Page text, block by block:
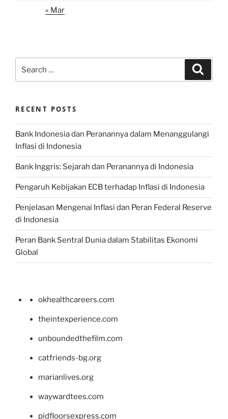
« Mar
for:
RECENT POSTS
Bank Indonesia dan Peranannya dalam Menanggulangi
Inflasi di Indonesia
Bank Inggris: Sejarah dan Peranannya di Indonesia
Pengaruh Kebijakan ECB terhadap Inflasi di Indonesia
Penjelasan Mengenai Inflasi dan Peran Federal Reserve
di Indonesia
Peran Bank Sentral Dunia dalam Stabilitas Ekonomi
Global
okhealthcareers.com
theintexperience.com
unboundedthefilm.com
catfriends-bg.org
marianlives.org
waywardtees.com
pidfloorsexpress.com